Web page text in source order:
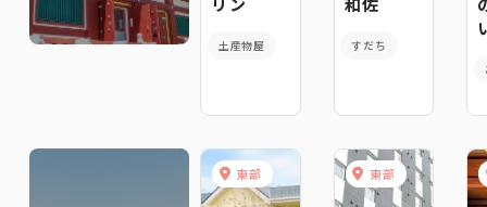
土産物屋 すだち
東部 東部